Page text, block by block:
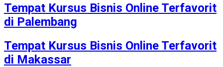
Tempat Kursus Bisnis Online Terfavorit
di Palembang
Tempat Kursus Bisnis Online Terfavorit
di Makassar